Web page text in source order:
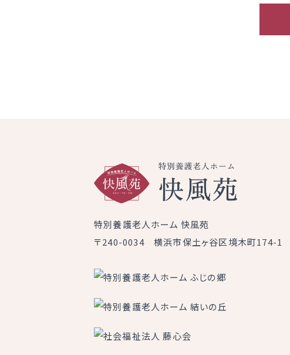
特別養護老人ホーム 快風苑
〒240-0034 横浜市保土ヶ谷区境木町174-1